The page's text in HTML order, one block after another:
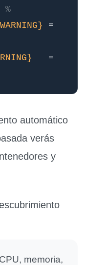
=
=
automático
verás
y
memoria,